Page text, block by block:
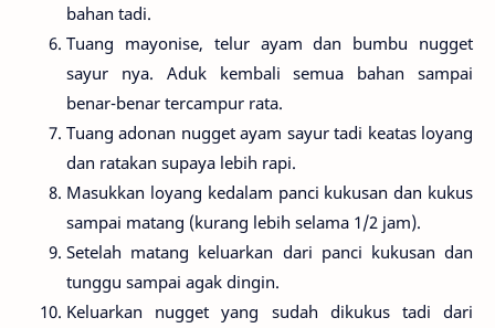
bahan tadi.
Tuang mayonise, telur ayam dan bumbu nugget
sayur nya. Aduk kembali semua bahan sampai
benar-benar tercampur rata.
Tuang adonan nugget ayam sayur tadi keatas loyang
dan ratakan supaya lebih rapi.
Masukkan loyang kedalam panci kukusan dan kukus
sampai matang (kurang lebih selama 1/2 jam).
Setelah matang keluarkan dari panci kukusan dan
tunggu sampai agak dingin.
Keluarkan nugget yang sudah dikukus tadi dari